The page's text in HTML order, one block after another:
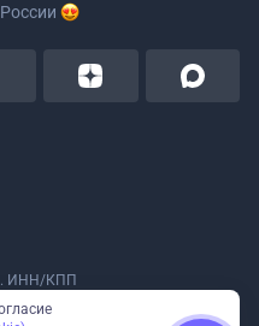
ИНН/КПП
18-006319 (Приказ № 321 от